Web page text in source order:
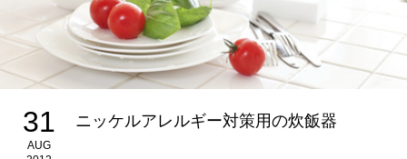
31
AUG
ニッケルアレルギー対策用の炊飯器